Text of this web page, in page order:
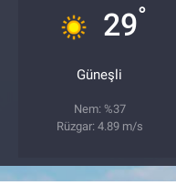
29°
Güneşli
Nem: %37
Rüzgar: 4.89 m/s